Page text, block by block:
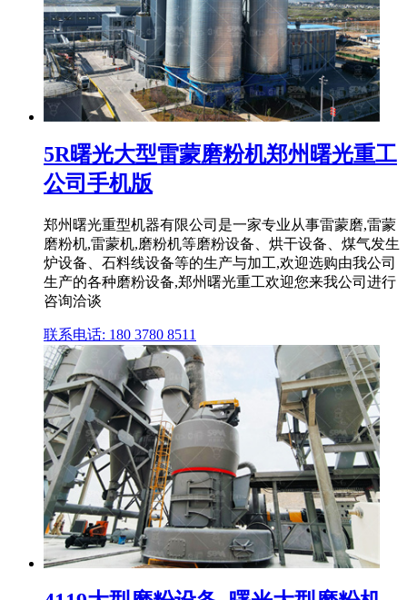
5R曙光大型雷蒙磨粉机郑州曙光重工
公司手机版
郑州曙光重型机器有限公司是一家专业从事雷蒙磨,雷蒙
磨粉机,雷蒙机,磨粉机等磨粉设备、烘干设备、煤气发生
炉设备、石料线设备等的生产与加工,欢迎选购由我公司
生产的各种磨粉设备,郑州曙光重工欢迎您来我公司进行
咨询洽谈
联系电话: 180 3780 8511